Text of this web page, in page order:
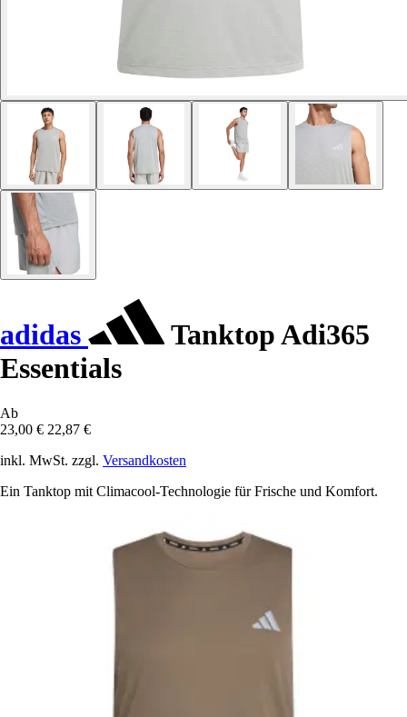
adidas
Tanktop Adi365
Essentials
Ab
23,00 € 22,87 €
inkl. MwSt. zzgl. Versandkosten
Ein Tanktop mit Climacool-Technologie für Frische und Komfort.